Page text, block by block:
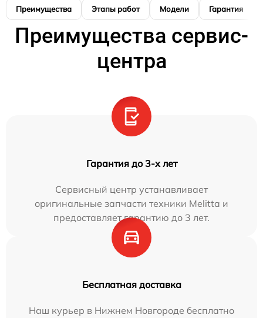
Преимущества Этапы работ Модели Гарантия
Преимущества сервис-
центра
Гарантия до 3-х лет
Сервисный центр устанавливает
оригинальные запчасти техники Melitta и
предоставляет гарантию до 3 лет.
Бесплатная доставка
Наш курьер в Нижнем Новгороде бесплатно